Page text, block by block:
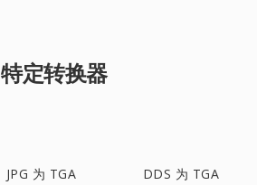
特定转换器
JPG 为 TGA DDS 为 TGA